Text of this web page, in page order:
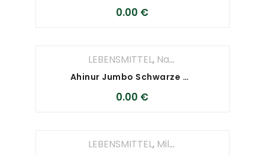
0.00 €
LEBENSMITTEL, Nahrungsmittel
Ahinur Jumbo Schwarze Oliven 800 g
0.00 €
LEBENSMITTEL, Milchprodukte